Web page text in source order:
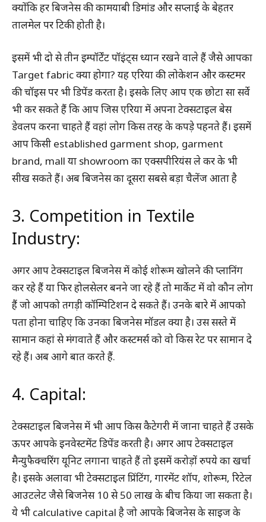
क्योंकि हर बिजनेस की कामयाबी डिमांड और सप्लाई के बेहतर
तालमेल पर टिकी होती है।
इसमें भी दो से तीन इम्पॉर्टेंट पॉइंट्स ध्यान रखने वाले हैं जैसे आपका
Target fabric क्या होगा? यह एरिया की लोकेशन और कस्टमर
की चॉइस पर भी डिपेंड करता है। इसके लिए आप एक छोटा सा सर्वे
भी कर सकते हैं कि आप जिस एरिया में अपना टेक्सटाइल बेस
डेवलप करना चाहते हैं वहां लोग किस तरह के कपड़े पहनते हैं। इसमें
आप किसी established garment shop, garment
brand, mall या showroom का एक्सपीरियंस ले कर के भी
सीख सकते हैं। अब बिजनेस का दूसरा सबसे बड़ा चैलेंज आता है
3. Competition in Textile
Industry:
अगर आप टेक्सटाइल बिजनेस में कोई शोरूम खोलने की प्लानिंग
कर रहे हैं या फिर होलसेलर बनने जा रहे हैं तो मार्केट में वो कौन लोग
हैं जो आपको तगड़ी कॉम्पिटिशन दे सकते हैं। उनके बारे में आपको
पता होना चाहिए कि उनका बिजनेस मॉडल क्या है। उस सस्ते में
सामान कहां से मंगवाते हैं और कस्टमर्स को वो किस रेट पर सामान दे
रहे हैं। अब आगे बात करते हैं.
4. Capital:
टेक्सटाइल बिजनेस में भी आप किस कैटेगरी में जाना चाहते हैं उसके
ऊपर आपके इनवेस्टमेंट डिपेंड करती है। अगर आप टेक्सटाइल
मैन्युफैक्चरिंग यूनिट लगाना चाहते हैं तो इसमें करोड़ों रुपये का खर्चा
है। इसके अलावा भी टेक्सटाइल प्रिंटिंग, गारमेंट शॉप, शोरूम, रिटेल
आउटलेट जैसे बिजनेस 10 से 50 लाख के बीच किया जा सकता है।
ये भी calculative capital है जो आपके बिजनेस के साइज के